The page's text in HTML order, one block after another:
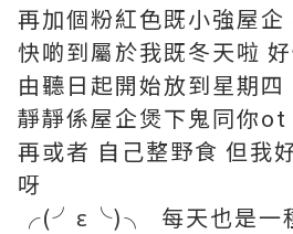
再加個粉紅色既小強屋企
快啲到屬於我既冬天啦
由聽日起開始放到星期四
靜靜係屋企煲下鬼同你
再或者 自己整野食 但我
呀
╭(╯ε╰)╮ 每天也是一